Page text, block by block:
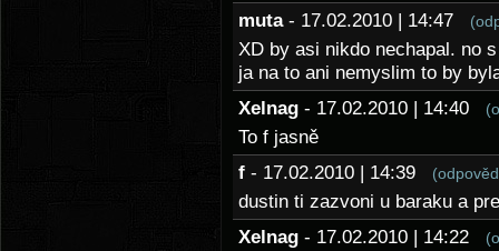
muta - 17.02.2010 | 14:47
XD by asi nikdo nechapal. no
ja na to ani nemyslim to by
Xelnag - 17.02.2010 | 14:40
To f jasně
f - 17.02.2010 | 14:39
dustin ti zazvoni u baraku a
Xelnag - 17.02.2010 | 14:22